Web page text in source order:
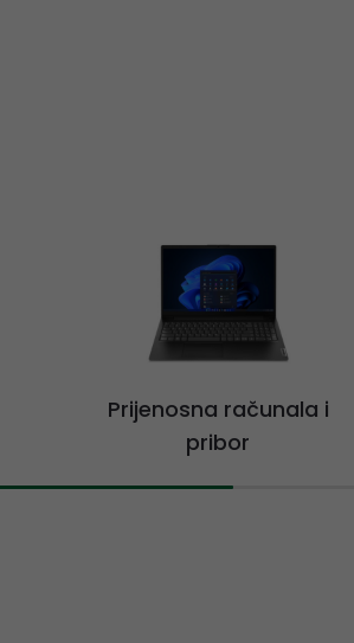
Prijenosna računala i
pribor